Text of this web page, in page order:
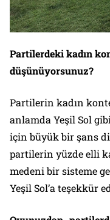
Partilerdeki kadın
düşünüyorsunuz?
Partilerin kadın
anlamda Yeşil Sol
için büyük bir şans
partilerin yüzde elli
medeni bir sisteme
Yeşil Sol’a teşekkür